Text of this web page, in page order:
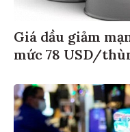
Giá dầu giảm
mức 78 USD/